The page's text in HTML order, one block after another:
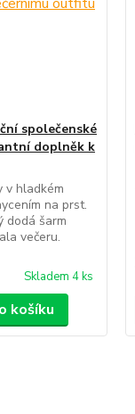
společenské
doplněk k
v hladkém
na prst.
dodá šarm
večeru.
Skladem 4 ks
košíku